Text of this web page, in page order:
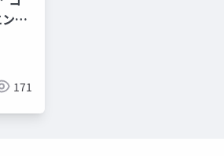
171